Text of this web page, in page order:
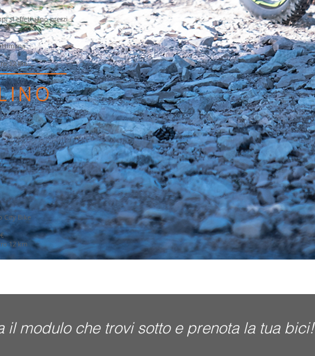
si effettuano prezzi
12 km
City Bike
12 km
il modulo che trovi sotto e prenota la tua bici!